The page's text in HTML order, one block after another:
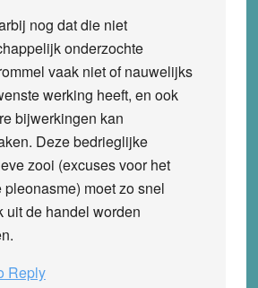
nog dat die niet
onderzochte
vaak niet of nauwelijks
werking heeft, en ook
bijwerkingen kan
Deze bedrieglijke
zooi (excuses voor het
moet zo snel
uit de handel worden
Reply